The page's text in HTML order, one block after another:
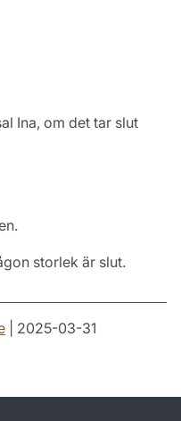
Ina, om det tar slut
storlek är slut.
| 2025-03-31